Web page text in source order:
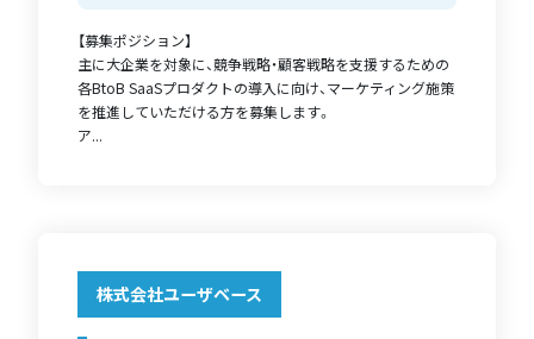
【募集ポジション】
主に大企業を対象に、競争戦略・顧客戦略を支援するための
各BtoB SaaSプロダクトの導入に向け、マーケティング施策
を推進していただける方を募集します。
ア...
株式会社ユーザベース